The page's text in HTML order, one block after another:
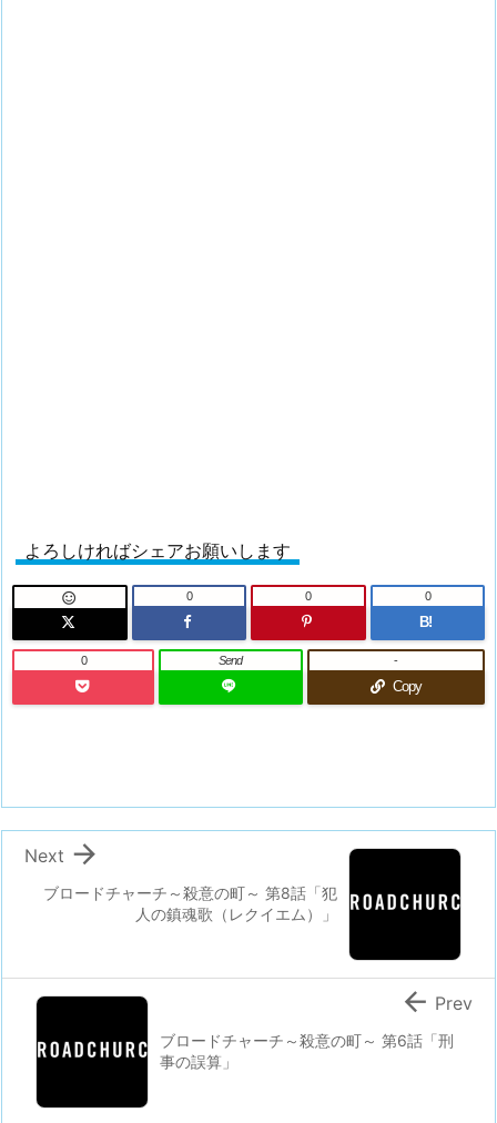
よろしければシェアお願いします
 0 0
B!
0
0 Send
Copy
-
ブロードチャーチ～殺意の町～ 第8話「犯
人の鎮魂歌（レクイエム）」

Next
ブロードチャーチ～殺意の町～ 第6話「刑
事の誤算」
 Prev